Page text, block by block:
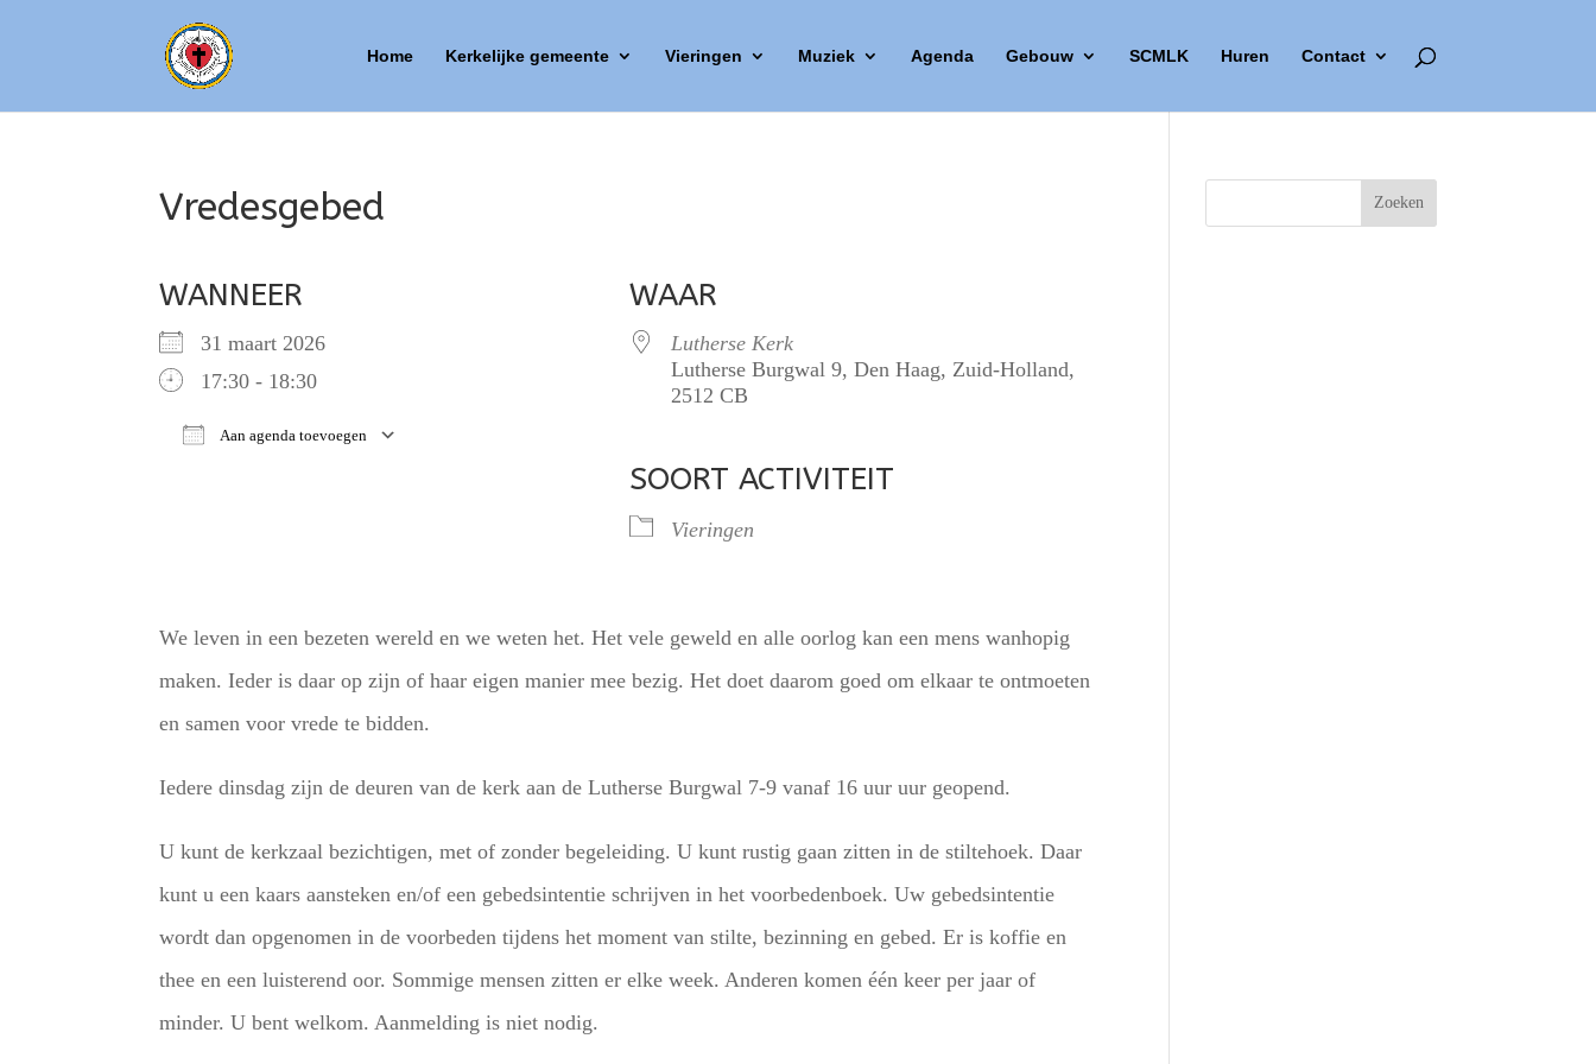
Home Kerkelijke gemeente Vieringen Muziek Agenda Gebouw SCMLK Huren Contact
Vredesgebed
WANNEER
31 maart 2026
17:30 - 18:30
Aan agenda toevoegen
iCalendar
WAAR
Lutherse Kerk
Lutherse Burgwal 9, Den Haag, Zuid-Holland,
2512 CB
SOORT ACTIVITEIT
Vieringen
We leven in een bezeten wereld en we weten het. Het vele geweld en alle oorlog kan een mens wanhopig
maken. Ieder is daar op zijn of haar eigen manier mee bezig. Het doet daarom goed om elkaar te ontmoeten
en samen voor vrede te bidden.
Iedere dinsdag zijn de deuren van de kerk aan de Lutherse Burgwal 7-9 vanaf 16 uur uur geopend.
U kunt de kerkzaal bezichtigen, met of zonder begeleiding. U kunt rustig gaan zitten in de stiltehoek. Daar
kunt u een kaars aansteken en/of een gebedsintentie schrijven in het voorbedenboek. Uw gebedsintentie
wordt dan opgenomen in de voorbeden tijdens het moment van stilte, bezinning en gebed. Er is koffie en
thee en een luisterend oor. Sommige mensen zitten er elke week. Anderen komen één keer per jaar of
minder. U bent welkom. Aanmelding is niet nodig.